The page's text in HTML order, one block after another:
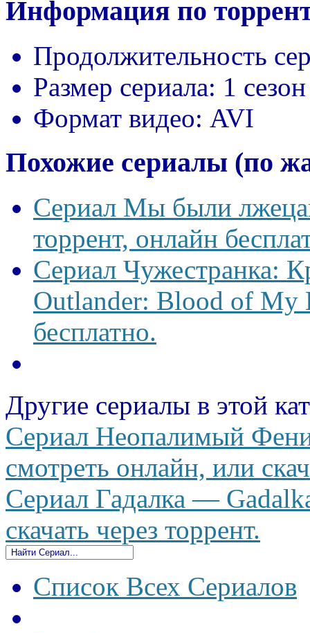
Информация по
Продолжительность
Размер сериала: 1
Формат видео: AVI
Похожие сериалы (по
Сериал Мы были
торрент, онлайн
Сериал Чужестранка:
Outlander: Blood of My
бесплатно.
Другие сериалы в этой
Сериал Неопалимый
смотреть онлайн, или
Сериал Гадалка —
скачать через торрент.
Список Всех Сериалов